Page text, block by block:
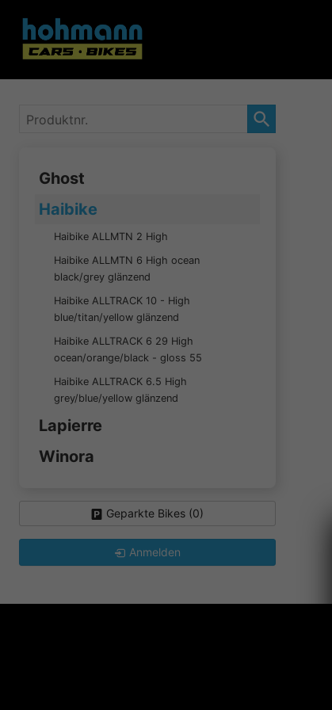
Produktnr.
Ghost
Haibike
Haibike ALLMTN 2 High
Haibike ALLMTN 6 High ocean
black/grey glänzend
Haibike ALLTRACK 10 - High
blue/titan/yellow glänzend
Haibike ALLTRACK 6 29 High
ocean/orange/black - gloss 55
Haibike ALLTRACK 6.5 High
grey/blue/yellow glänzend
Lapierre
Winora
Geparkte Bikes (0)
Anmelden